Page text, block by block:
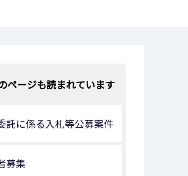
ページも読まれています
託に係る入札等公募案件
募集